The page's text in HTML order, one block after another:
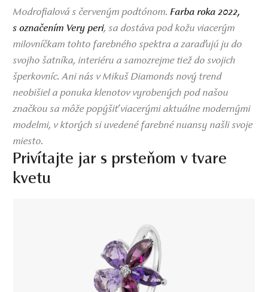
Modrofialová s červeným podtónom.Farba roka 2022,
s označením Very peri, sa dostáva pod kožu viacerým
milovníčkam tohto farebného spektra a zaraďujú ju do
svojho šatníka, interiéru a samozrejme tiež do svojich
šperkovníc. Ani nás v Mikuš Diamonds nový trend
neobišiel a ponuka klenotov vyrobených pod našou
značkou sa môže popýšiť viacerými aktuálne modernými
modelmi, v ktorých si uvedené farebné nuansy našli svoje
miesto.
Privítajte jar s prsteňom v tvare
kvetu